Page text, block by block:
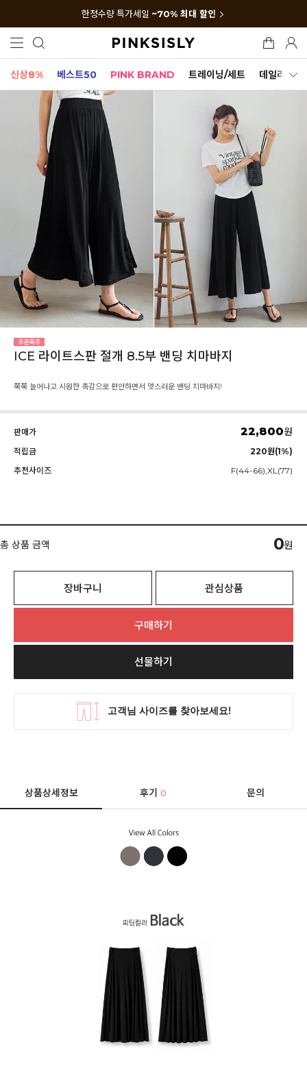
한정수량 특가세일 ~70% 최대 할인
신상8% 베스트50 PINK BRAND 트레이닝/세트 데일리세트
ICE 라이트스판 절개 8.5부 밴딩 치마바지
쭉쭉 늘어나고 시원한 촉감으로 편안하면서 멋스러운 밴딩 치마바지!
판매가 22,800원
적립금
220원(1%)
추천사이즈
F(44-66),XL(77)
총 상품 금액 0원
장바구니 관심상품
구매하기
선물하기
상품상세정보 후기0 문의